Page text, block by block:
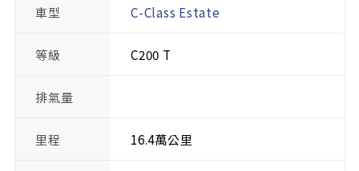
車型 C-Class Estate
等級 C200 T
排氣量
里程 16.4萬公里